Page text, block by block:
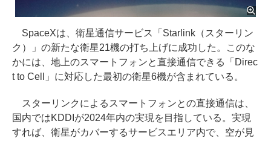
SpaceXは、衛星通信サービス「Starlink（スターリン
ク）」の新たな衛星21機の打ち上げに成功した。このな
かには、地上のスマートフォンと直接通信できる「Direc
t to Cell」に対応した最初の衛星6機が含まれている。
スターリンクによるスマートフォンとの直接通信は、
国内ではKDDIが2024年内の実現を目指している。実現
すれば、衛星がカバーするサービスエリア内で、空が見